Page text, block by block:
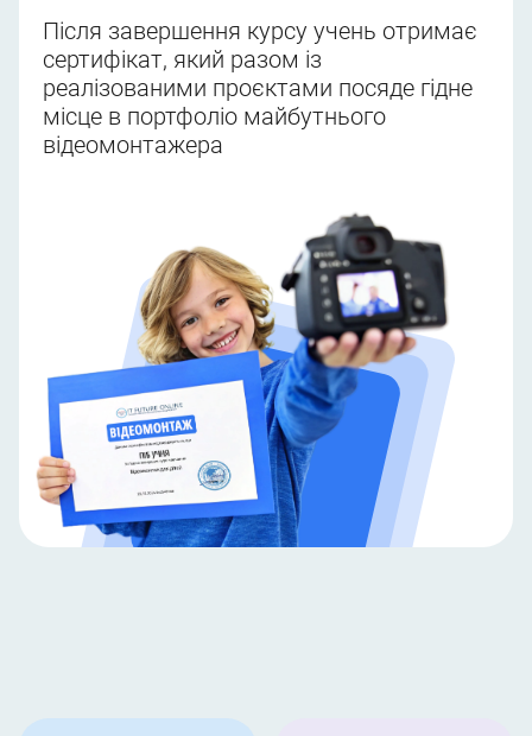
Після завершення курсу учень отримає
сертифікат, який разом із
реалізованими проєктами посяде гідне
місце в портфоліо майбутнього
відеомонтажера